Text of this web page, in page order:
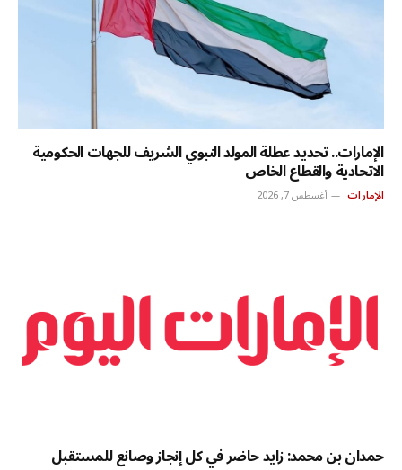
الإمارات.. تحديد عطلة المولد النبوي الشريف للجهات الحكومية
الاتحادية والقطاع الخاص
الإمارات أغسطس 7, 2026
حمدان بن محمد: زايد حاضر في كل إنجاز وصانع للمستقبل